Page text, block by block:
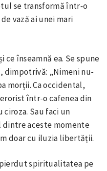
se transformă într-o
vază ai unei mari
înseamnă ea. Se spune
dimpotrivă: „Nimeni nu-
morții. Ca occidental,
într-o cafenea din
ciroza. Sau faci un
dintre aceste momente
doar cu iluzia libertății.
spiritualitatea pe